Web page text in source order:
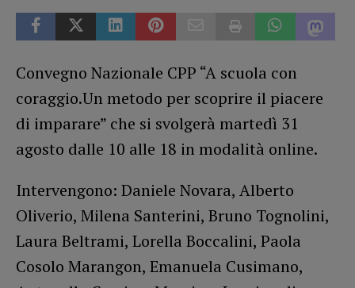
Convegno Nazionale CPP “A scuola con
coraggio.Un metodo per scoprire il piacere
di imparare” che si svolgerà martedì 31
agosto dalle 10 alle 18 in modalità online.
Intervengono: Daniele Novara, Alberto
Oliverio, Milena Santerini, Bruno Tognolini,
Laura Beltrami, Lorella Boccalini, Paola
Cosolo Marangon, Emanuela Cusimano,